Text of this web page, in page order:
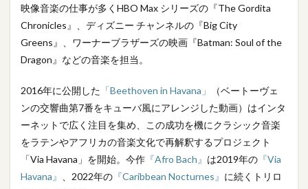
映像音楽の仕事が多くHBO Max シリーズの『The Gordita
Chronicles』、ディズニー チャンネルの『Big City
Greens』、ワーナーブラザーズの映画『Batman: Soul of the
Dragon』などの音楽を担当。
2016年に公開した 「Beethoven in Havana」
（ベートーヴェ
ンの交響曲第7番をキューバ風にアレンジした動画）はインタ
ーネットで広く注目を集め、この成功を機にクラシック音楽
をラテンやアフリカの音楽文化で再解釈するプロジェクト
「Via Havana」を開始。今作 『Afro Bach』 は2019年の 『Via
Havana』
、2022年の 『Caribbean Nocturnes』 に続くトリロ